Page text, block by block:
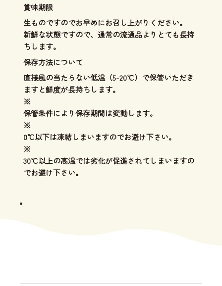
賞味期限
生ものですのでお早めにお召し上がりください。
新鮮な状態ですので、通常の流通品よりとても長持
ちします。
保存方法について
直接風の当たらない低温（5-20℃）で保管いただき
ますと鮮度が長持ちします。
※
保管条件により保存期間は変動します。
※
0℃以下は凍結しまいますのでお避け下さい。
※
30℃以上の高温では劣化が促進されてしまいますの
でお避け下さい。
"